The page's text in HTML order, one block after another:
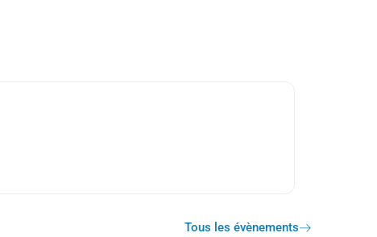
Tous les évènements